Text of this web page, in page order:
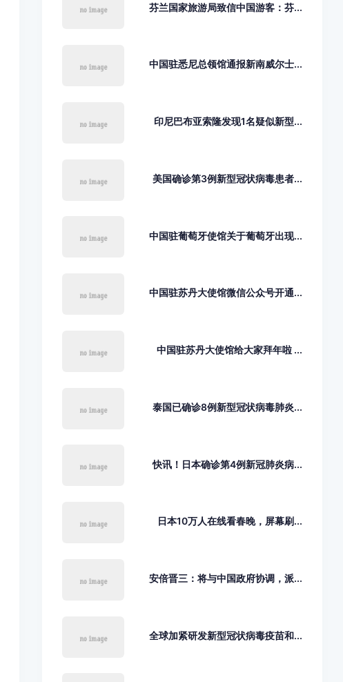
芬兰国家旅游局致信中国游客：芬...
中国驻悉尼总领馆通报新南威尔士...
印尼巴布亚索隆发现1名疑似新型...
美国确诊第3例新型冠状病毒患者...
中国驻葡萄牙使馆关于葡萄牙出现...
中国驻苏丹大使馆微信公众号开通...
中国驻苏丹大使馆给大家拜年啦 ...
泰国已确诊8例新型冠状病毒肺炎...
快讯！日本确诊第4例新冠肺炎病...
日本10万人在线看春晚，屏幕刷...
安倍晋三：将与中国政府协调，派...
全球加紧研发新型冠状病毒疫苗和...